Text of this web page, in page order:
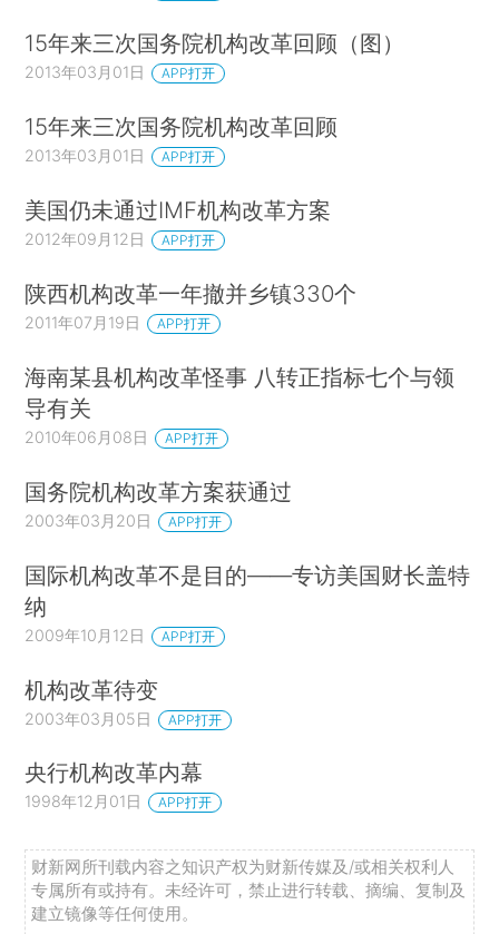
15年来三次国务院机构改革回顾（图）
2013年03月01日 APP打开
15年来三次国务院机构改革回顾
2013年03月01日 APP打开
美国仍未通过IMF机构改革方案
2012年09月12日 APP打开
陕西机构改革一年撤并乡镇330个
2011年07月19日 APP打开
海南某县机构改革怪事 八转正指标七个与领
导有关
2010年06月08日 APP打开
国务院机构改革方案获通过
2003年03月20日 APP打开
国际机构改革不是目的——专访美国财长盖特
纳
2009年10月12日 APP打开
机构改革待变
2003年03月05日 APP打开
央行机构改革内幕
1998年12月01日 APP打开
财新网所刊载内容之知识产权为财新传媒及/或相关权利人
专属所有或持有。未经许可，禁止进行转载、摘编、复制及
建立镜像等任何使用。